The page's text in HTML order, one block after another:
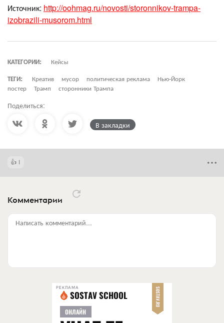
Источник: http://oohmag.ru/novosti/storonnikov-trampa-
izobrazili-musorom.html
КАТЕГОРИИ:
Кейсы
ТЕГИ:
Креатив мусор политическая реклама
Нью-Йорк
постер
Трамп сторонники Трампа
Поделиться:
В закладки
1
Комментарии
Написать комментарий...
РЕКЛАМА